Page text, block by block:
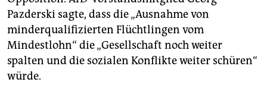
Pazderski sagte, dass die „Ausnahme von
minderqualifizierten Flüchtlingen vom
Mindestlohn“ die „Gesellschaft noch weiter
spalten und die sozialen Konflikte weiter schüren“
würde.